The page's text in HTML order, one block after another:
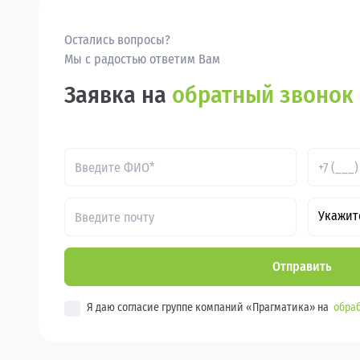
Остались вопросы?
Мы с радостью ответим Вам
Заявка на обратный звонок
Отправить
Я даю согласие группе компаний «Прагматика» на